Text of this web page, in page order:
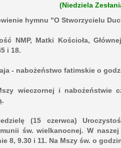
(Niedziela
hymnu "O Stworzycielu
NMP, Matki Kościoła,
i 18.
- nabożeństwo fatimskie o
wieczornej i nabożeństwie
(15 czerwca)
św. wielkanocnej. W
8, 9.30 i 11. Na Mszy św. o